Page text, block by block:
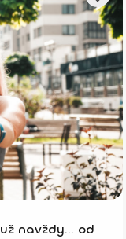
navždy... od